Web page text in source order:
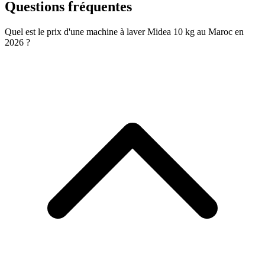
Questions fréquentes
Quel est le prix d'une machine à laver Midea 10 kg au Maroc en
2026 ?